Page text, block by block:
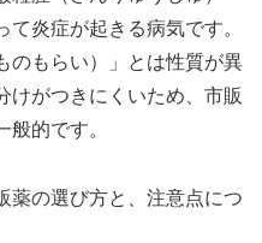
炎症が起きる病気です。
のもらい）」とは性質が異
けがつきにくいため、市販
的です。
薬の選び方と、注意点につ